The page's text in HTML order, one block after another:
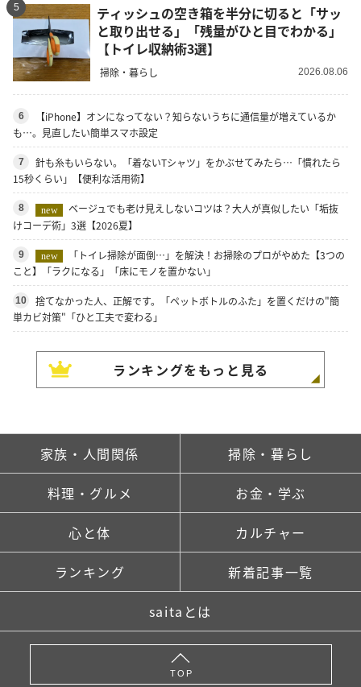
5
ティッシュの空き箱を半分に切ると「サッ
と取り出せる」「残量がひと目でわかる」
【トイレ収納術3選】
掃除・暮らし 2026.08.06
6
【iPhone】オンになってない？知らないうちに通信量が増えているか
も…。見直したい簡単スマホ設定
7
針も糸もいらない。「着ないTシャツ」をかぶせてみたら…「慣れたら
15秒くらい」【便利な活用術】
8 new
ベージュでも老け見えしないコツは？大人が真似したい「垢抜
けコーデ術」3選【2026夏】
9 new
「トイレ掃除が面倒…」を解決！お掃除のプロがやめた【3つの
こと】「ラクになる」「床にモノを置かない」
10
捨てなかった人、正解です。「ペットボトルのふた」を置くだけの"簡
単カビ対策"「ひと工夫で変わる」
ランキングをもっと見る
家族・人間関係 掃除・暮らし
料理・グルメ お金・学ぶ
心と体 カルチャー
ランキング 新着記事一覧
saitaとは
TOP